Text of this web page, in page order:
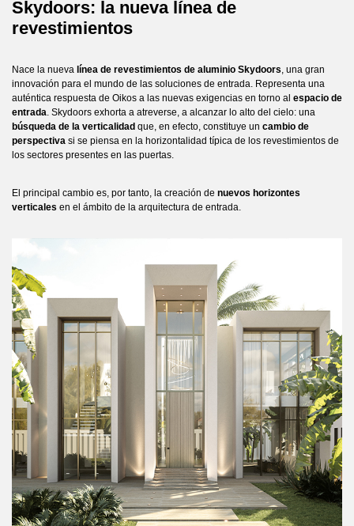
Skydoors: la nueva línea de
revestimientos
Nace la nueva línea de revestimientos de aluminio Skydoors, una gran
innovación para el mundo de las soluciones de entrada. Representa una
auténtica respuesta de Oikos a las nuevas exigencias en torno al espacio de
entrada. Skydoors exhorta a atreverse, a alcanzar lo alto del cielo: una
búsqueda de la verticalidad que, en efecto, constituye un cambio de
perspectiva si se piensa en la horizontalidad típica de los revestimientos de
los sectores presentes en las puertas.
El principal cambio es, por tanto, la creación de nuevos horizontes
verticales en el ámbito de la arquitectura de entrada.